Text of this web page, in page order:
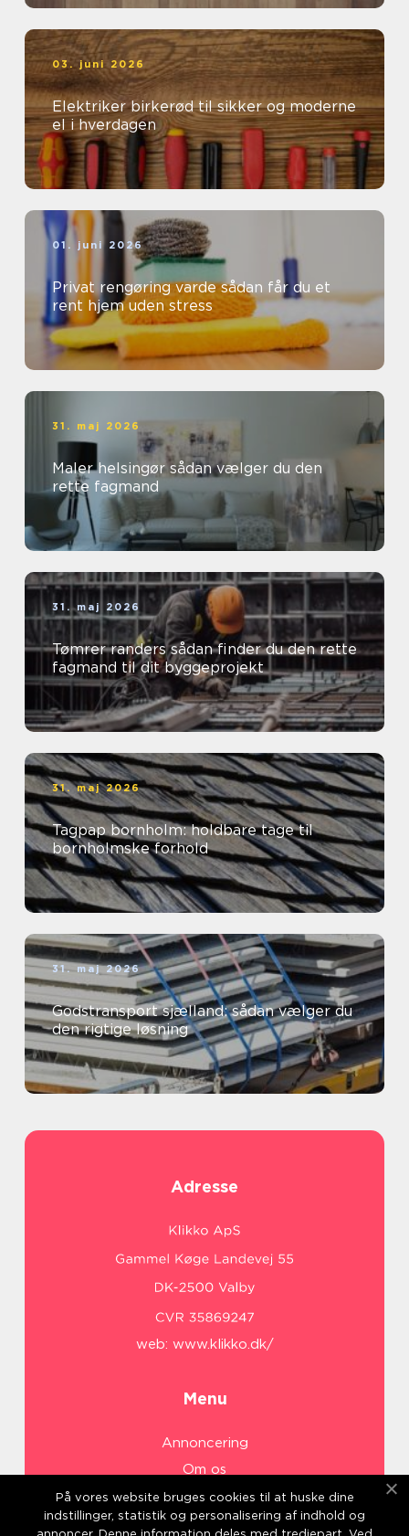
03. juni 2026
Elektriker birkerød til sikker og moderne
el i hverdagen
01. juni 2026
Privat rengøring varde sådan får du et
rent hjem uden stress
31. maj 2026
Maler helsingør sådan vælger du den
rette fagmand
31. maj 2026
Tømrer randers sådan finder du den rette
fagmand til dit byggeprojekt
31. maj 2026
Tagpap bornholm: holdbare tage til
bornholmske forhold
31. maj 2026
Godstransport sjælland: sådan vælger du
den rigtige løsning
Adresse
web: www.klikko.dk/
Menu
Annoncering
Om os
Cookies
Kontakt os
På vores website bruges cookies til at huske dine
indstillinger, statistik og personalisering af indhold og